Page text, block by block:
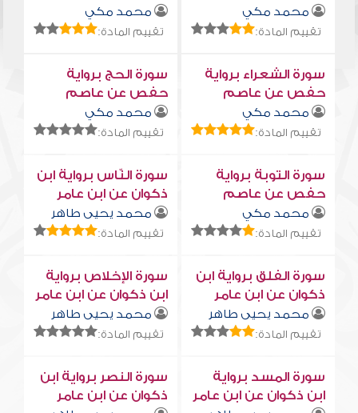
محمد مكي
تقييم المادة:
محمد مكي
تقييم المادة:
سورة الشعراء برواية
حفص عن عاصم
محمد مكي
تقييم المادة:
سورة الحج برواية
حفص عن عاصم
محمد مكي
تقييم المادة:
سورة التوبة برواية
حفص عن عاصم
محمد مكي
تقييم المادة:
سورة النّاس برواية ابن
ذكوان عن ابن عامر
محمد يحيى طاهر
تقييم المادة:
سورة الفلق برواية ابن
ذكوان عن ابن عامر
محمد يحيى طاهر
تقييم المادة:
سورة الإخلاص برواية
ابن ذكوان عن ابن عامر
محمد يحيى طاهر
تقييم المادة:
سورة المسد برواية
ابن ذكوان عن ابن عامر
سورة النصر برواية ابن
ذكوان عن ابن عامر